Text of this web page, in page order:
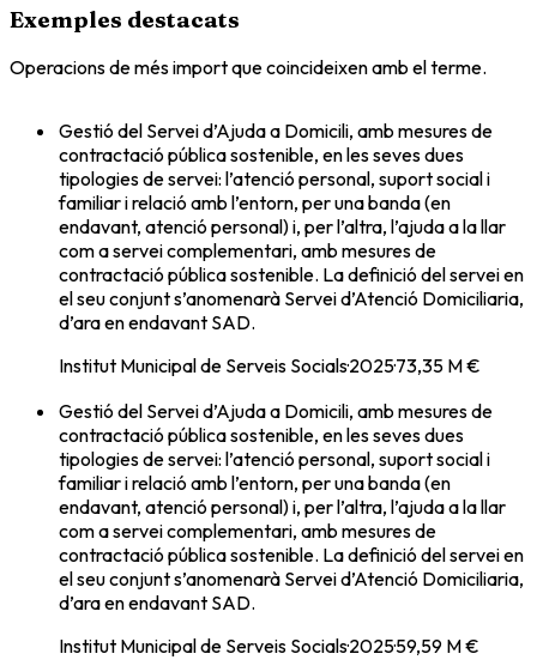
Exemples destacats
Operacions de més import que coincideixen amb el terme.
Gestió del Servei d’Ajuda a Domicili, amb mesures de
contractació pública sostenible, en les seves dues
tipologies de servei: l’atenció personal, suport social i
familiar i relació amb l’entorn, per una banda (en
endavant, atenció personal) i, per l’altra, l’ajuda a la llar
com a servei complementari, amb mesures de
contractació pública sostenible. La definició del servei en
el seu conjunt s’anomenarà Servei d’Atenció Domiciliaria,
d’ara en endavant SAD.
Institut Municipal de Serveis Socials·2025·73,35 M €
Gestió del Servei d’Ajuda a Domicili, amb mesures de
contractació pública sostenible, en les seves dues
tipologies de servei: l’atenció personal, suport social i
familiar i relació amb l’entorn, per una banda (en
endavant, atenció personal) i, per l’altra, l’ajuda a la llar
com a servei complementari, amb mesures de
contractació pública sostenible. La definició del servei en
el seu conjunt s’anomenarà Servei d’Atenció Domiciliaria,
d’ara en endavant SAD.
Institut Municipal de Serveis Socials·2025·59,59 M €